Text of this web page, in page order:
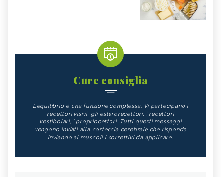
Cure consiglia
L'equilibrio è una funzione complessa. Vi partecipano i
recettori visivi, gli esterorecettori, i recettori
vestibolari, i propriocettori. Tutti questi messaggi
vengono inviati alla corteccia cerebrale che risponde
inviando ai muscoli i correttivi da applicare.